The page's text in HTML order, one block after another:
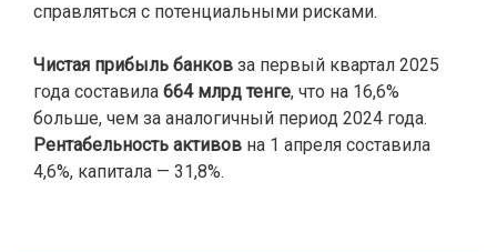
справляться с потенциальными рисками.
Чистая прибыль банков за первый квартал 2025
года составила 664 млрд тенге, что на 16,6%
больше, чем за аналогичный период 2024 года.
Рентабельность активов на 1 апреля составила
4,6%, капитала — 31,8%.